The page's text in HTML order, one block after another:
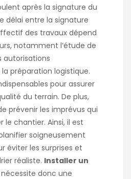
après la signature du
délai entre la signature
des travaux dépend
notamment l’étude de
autorisations
préparation logistique.
pour assurer
du terrain. De plus,
prévenir les imprévus qui
le chantier. Ainsi, il est
soigneusement
éviter les surprises et
réaliste. Installer un
nécessite donc une